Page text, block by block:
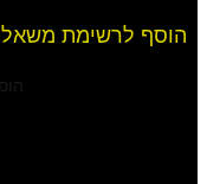
הוסף לרשימת